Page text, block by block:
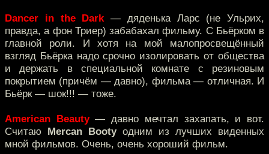
Dancer in the Dark— дяденька Ларс (не Ульрих,
правда, а фон Триер) забабахал фильму. С Бьёрком в
главной роли. И хотя на мой малопросвещённый
взгляд Бьёрка надо срочно изолировать от общества
и держать в специальной комнате с резиновым
покрытием (причём — давно), фильма — отличная. И
Бьёрк — шок!!! — тоже.
American Beauty— давно мечтал захапать, и вот.
Считаю Mercan Bootyодним из лучших виденных
мной фильмов. Очень, очень хороший фильм.